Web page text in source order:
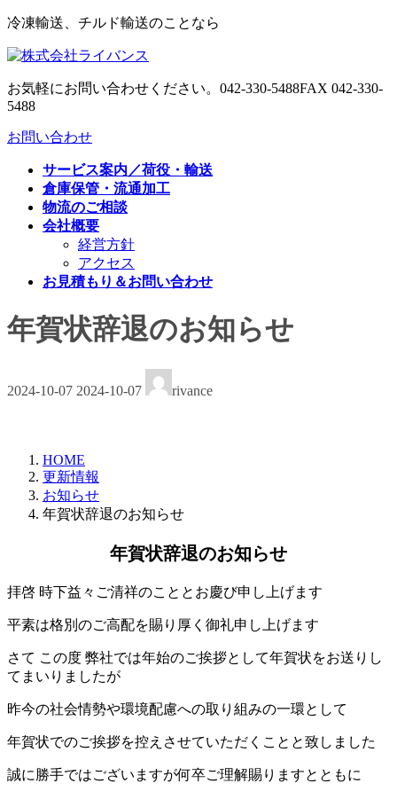
コ
テ
ツ
へ
ス
ナ
ゲ
シ
ョ
ン
冷凍輸送、チルド輸送のことなら
お気軽にお問い合わせください。 042-330-5488FAX 042-330-
5488
お問い合わせ
サービス案内／荷役・輸送
倉庫保管・流通加工
物流のご相談
会社概要
経営方針
アクセス
お見積もり＆お問い合わせ
年賀状辞退のお知らせ
2024-10-07 終
時
:
2024-10-07 rivance
HOME
更新情報
お知らせ
年賀状辞退のお知らせ
年賀状辞退のお知らせ
拝啓 時下益々ご清祥のこととお慶び申し上げます
平素は格別のご高配を賜り厚く御礼申し上げます
さて この度 弊社では年始のご挨拶として年賀状をお送りし
てまいりましたが
昨今の社会情勢や環境配慮への取り組みの一環として
年賀状でのご挨拶を控えさせていただくことと致しました
誠に勝手ではございますが何卒ご理解賜りますとともに